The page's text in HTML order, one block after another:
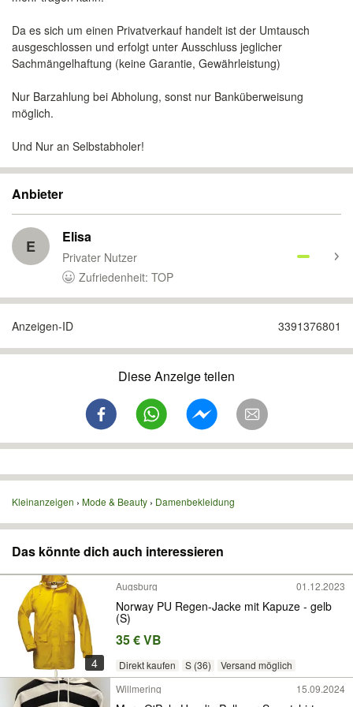
Da es sich um einen Privatverkauf handelt ist der Umtausch
ausgeschlossen und erfolgt unter Ausschluss jeglicher
Sachmängelhaftung (keine Garantie, Gewährleistung)
Nur Barzahlung bei Abholung, sonst nur Banküberweisung
möglich.
Und Nur an Selbstabholer!
Anbieter
E Elisa
Privater Nutzer
Zufriedenheit: TOP
Anzeigen-ID 3391376801
Diese Anzeige teilen
Kleinanzeigen Mode & Beauty Damenbekleidung
Das könnte dich auch interessieren
4
Augsburg 01.12.2023
Norway PU Regen-Jacke mit Kapuze - gelb
(S)
35 € VB
Direkt kaufen S (36)
Versand möglich
Willmering
15.09.2024